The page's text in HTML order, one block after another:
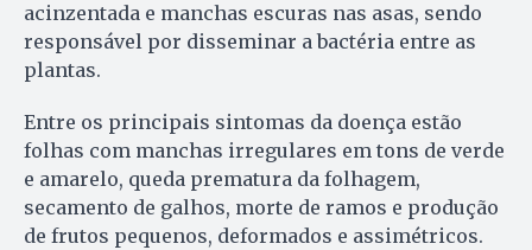
acinzentada e manchas escuras nas asas, sendo
responsável por disseminar a bactéria entre as
plantas.
Entre os principais sintomas da doença estão
folhas com manchas irregulares em tons de verde
e amarelo, queda prematura da folhagem,
secamento de galhos, morte de ramos e produção
de frutos pequenos, deformados e assimétricos.